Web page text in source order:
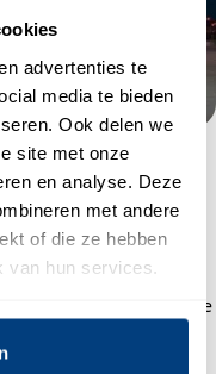
advertenties te
media te bieden
Ook delen we
site met onze
en analyse. Deze
met andere
of die ze hebben
hun services.
België
groots. Na een
markt, wordt
Duitsland. Gezien
en hun kennis van de
voor ons een